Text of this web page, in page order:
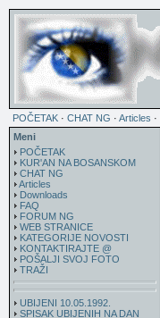
POČETAK · CHAT NG · Articles ·
Meni
POČETAK
KUR'AN NA BOSANSKOM
CHAT NG
Articles
Downloads
FAQ
FORUM NG
WEB STRANICE
KATEGORIJE NOVOSTI
KONTAKTIRAJTE @
POŠALJI SVOJ FOTO
TRAŽI
UBIJENI 10.05.1992.
SPISAK UBIJENIH NA DAN